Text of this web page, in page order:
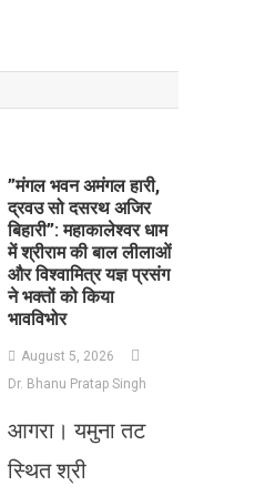
​”मंगल भवन अमंगल हारी,
द्रवउ सो दसरथ अजिर
बिहारी”: महाकालेश्वर धाम
में श्रीराम की बाल लीलाओं
और विश्वामित्र यज्ञ प्रसंग
ने भक्तों को किया
भावविभोर
August 5, 2026
Dr. Bhanu Pratap Singh
आगरा। यमुना तट
स्थित श्री